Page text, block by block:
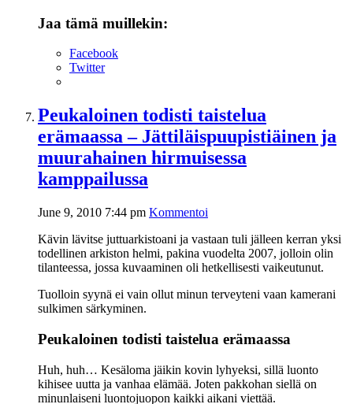
Jaa tämä muillekin:
Facebook
Twitter
Peukaloinen todisti taistelua
erämaassa – Jättiläispuupistiäinen ja
muurahainen hirmuisessa
kamppailussa
June 9, 2010 7:44 pm Kommentoi
Kävin lävitse juttuarkistoani ja vastaan tuli jälleen kerran yksi
todellinen arkiston helmi, pakina vuodelta 2007, jolloin olin
tilanteessa, jossa kuvaaminen oli hetkellisesti vaikeutunut.
Tuolloin syynä ei vain ollut minun terveyteni vaan kamerani
sulkimen särkyminen.
Peukaloinen todisti taistelua erämaassa
Huh, huh… Kesäloma jäikin kovin lyhyeksi, sillä luonto
kihisee uutta ja vanhaa elämää. Joten pakkohan siellä on
minunlaiseni luontojuopon kaikki aikani viettää.